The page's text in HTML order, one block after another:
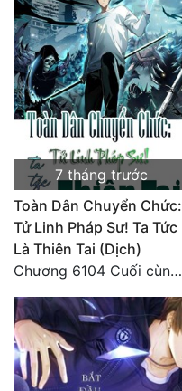
7 tháng trước
Toàn Dân Chuyển Chức:
Tử Linh Pháp Sư! Ta Tức
Là Thiên Tai (Dịch)
Chương 6104 Cuối cùng (HẾT)